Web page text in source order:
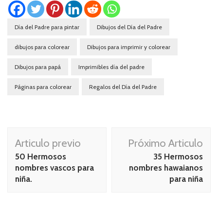
Día del Padre para pintar Dibujos del Día del Padre
dibujos para colorear Dibujos para imprimir y colorear
Dibujos para papá Imprimibles día del padre
Páginas para colorear Regalos del Día del Padre
Navegación
de
publicación
Articulo previo
50 Hermosos
nombres vascos para
niña.
Próximo Articulo
35 Hermosos
nombres hawaianos
para niña